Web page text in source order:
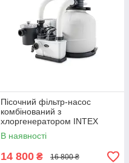
Пісочний фільтр-насос
комбінований з
хлоргенератором INTEX
26676 (6 тис. л/год; 7 гр)
В наявності
14 800 ₴ 16 800 ₴